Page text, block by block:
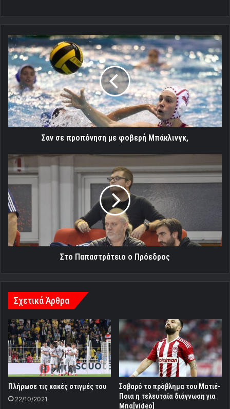
Σαν
σε
προπόνηση
με
φοβερή
Mπάκλινγκ,
Σαν σε προπόνηση με φοβερή Mπάκλινγκ,
Στο
Παπαστράτειο
Πρόεδρος
Στο Παπαστράτειο ο Πρόεδρος
Σχετικά Άρθρα
Πλήρωσε τις κακές στιγμές του
22/10/2021
Σοβαρό το πρόβλημα του Ματιέ-
Ποια η τελευταία διάγνωση για
Μπα[video]